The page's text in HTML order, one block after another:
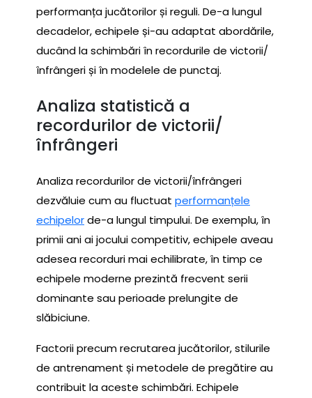
performanța jucătorilor și reguli. De-a lungul
decadelor, echipele și-au adaptat abordările,
ducând la schimbări în recordurile de victorii/
înfrângeri și în modelele de punctaj.
Analiza statistică a
recordurilor de victorii/
înfrângeri
Analiza recordurilor de victorii/înfrângeri
dezvăluie cum au fluctuat performanțele
echipelorde-a lungul timpului. De exemplu, în
primii ani ai jocului competitiv, echipele aveau
adesea recorduri mai echilibrate, în timp ce
echipele moderne prezintă frecvent serii
dominante sau perioade prelungite de
slăbiciune.
Factorii precum recrutarea jucătorilor, stilurile
de antrenament și metodele de pregătire au
contribuit la aceste schimbări. Echipele